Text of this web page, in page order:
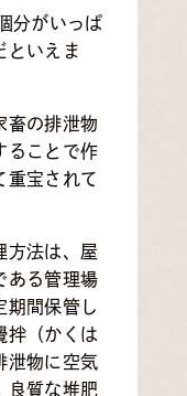
分がいっぱ
といえま
畜の排泄物
ることで作
重宝されて
方法は、屋
ある管理場
期間保管し
拌（かくは
泄物に空気
良質な堆肥